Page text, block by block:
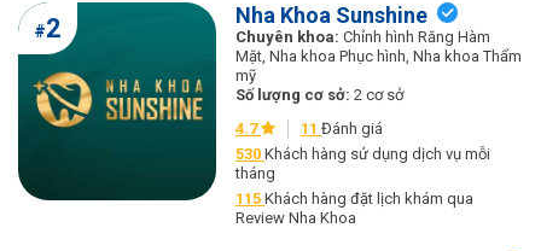
#2 Nha Khoa Sunshine
Chuyên khoa: Chỉnh hình Răng Hàm
Mặt, Nha khoa Phục hình, Nha khoa Thẩm
mỹ
Số lượng cơ sở: 2 cơ sở
4.7
11 Đánh giá
530 Khách hàng sử dụng dịch vụ mỗi
tháng
115 Khách hàng đặt lịch khám qua
Review Nha Khoa